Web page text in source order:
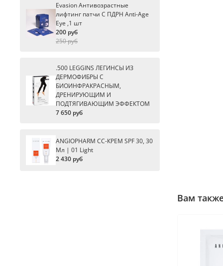
Вам
Evasion Антивозрастные
лифтинг патчи С ПДРН Anti-Age
Eye ,1 шт
200 руб
250 руб
.500 LEGGINS ЛЕГИНСЫ ИЗ
ДЕРМОФИБРЫ С
БИОИНФРАКРАСНЫМ,
ДРЕНИРУЮЩИМ И
ПОДТЯГИВАЮЩИМ ЭФФЕКТОМ
7 650 руб
ANGIOPHARM CC-КРЕМ SPF 30, 30
Мл | 01 Light
2 430 руб